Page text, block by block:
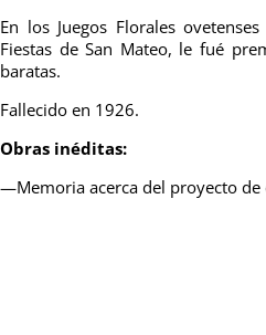
En los Juegos Florales
Fiestas de San Mateo, le fué
baratas.
Fallecido en 1926.
Obras inéditas:
—Memoria acerca del proyecto de